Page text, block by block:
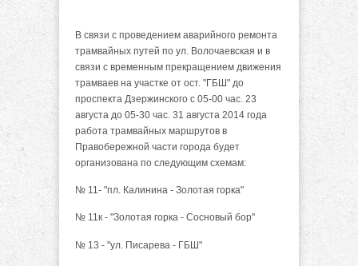
В связи с проведением аварийного ремонта
трамвайных путей по ул. Волочаевская и в
связи с временным прекращением движения
трамваев на участке от ост. "ГБШ" до
проспекта Дзержинского с 05-00 час. 23
августа до 05-30 час. 31 августа 2014 года
работа трамвайных маршрутов в
Правобережной части города будет
организована по следующим схемам:
№ 11- "пл. Калинина - Золотая горка"
№ 11к - "Золотая горка - Сосновый бор"
№ 13 - "ул. Писарева - ГБШ"